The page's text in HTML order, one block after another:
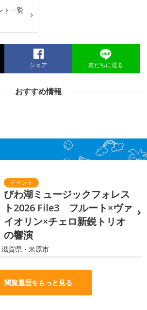
ト一覧
シェア 友だちに送る
おすすめ情報
びわ湖ミュージックフォレス
ト2026 File3 フルート×ヴァ
イオリン×チェロ新鋭トリオ
の響演
滋賀県・米原市
閲覧履歴をもっと見る